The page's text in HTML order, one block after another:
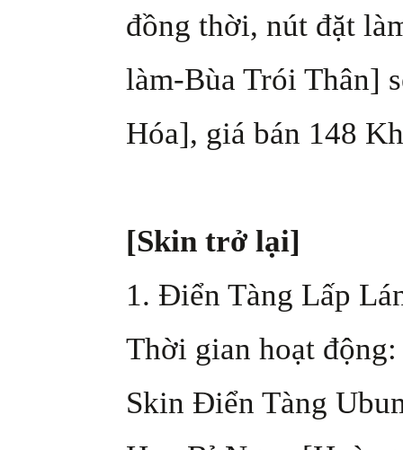
đồng thời, nút đặt
làm-Bùa Trói Thân]
Hóa], giá bán 148
[Skin trở lại]
1. Điển Tàng Lấp
Thời gian hoạt
Skin Điển Tàng